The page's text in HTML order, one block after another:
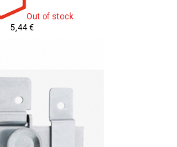
Out of stock
5,44 €